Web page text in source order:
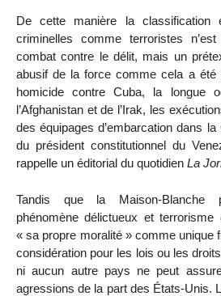
De cette manière la classification
criminelles comme terroristes
combat contre le délit, mais un
abusif de la force comme cela a été
homicide contre Cuba, la longue
l’Afghanistan et de l’Irak, les
des équipages d’embarcation dans la
du président constitutionnel du
rappelle un éditorial du quotidien La
Tandis que la Maison-Blanche
phénomène délictueux et
« sa propre moralité » comme unique
considération pour les lois ou les
ni aucun autre pays ne peut
agressions de la part des États-Unis.